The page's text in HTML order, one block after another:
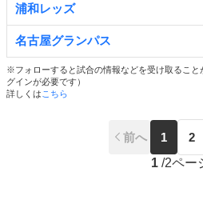
浦和レッズ
名古屋グランパス
※フォローすると試合の情報などを受け取ること
グインが必要です）
詳しくは こちら
前へ 1 2
1 /2ペー